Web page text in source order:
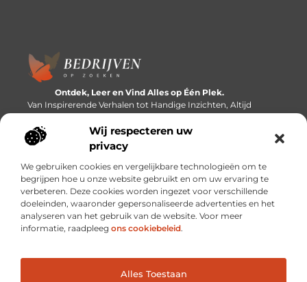
Wij respecteren uw
privacy
We gebruiken cookies en vergelijkbare technologieën om te
begrijpen hoe u onze website gebruikt en om uw ervaring te
verbeteren. Deze cookies worden ingezet voor verschillende
doeleinden, waaronder gepersonaliseerde advertenties en het
analyseren van het gebruik van de website. Voor meer
informatie, raadpleeg ons cookiebeleid.
Alles Toestaan
Ontdek, Leer en Vind Alles op Één Plek.
Van Inspirerende Verhalen tot Handige Inzichten, Altijd
Binnen Handbereik.
Bericht categorie
Onze informatie